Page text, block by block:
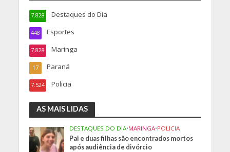
Destaques do Dia
7.828
Esportes
448
Maringa
7.828
Paraná
17
Policia
7.524
AS MAIS LIDAS
DESTAQUES DO DIA•MARINGA•POLICIA
Pai e duas filhas são encontrados mortos
após audiência de divórcio